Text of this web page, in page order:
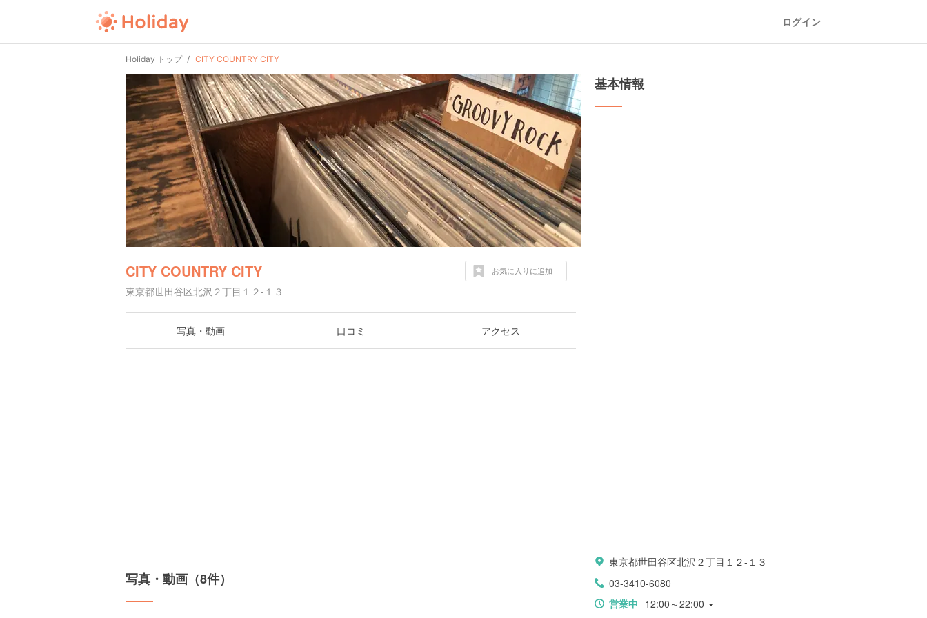
ログイン
Holiday トップ CITY COUNTRY CITY
CITY COUNTRY CITY
東京都世田谷区北沢２丁目１２-１３
お気に入りに追加
写真・動画 口コミ アクセス
写真・動画（8件）
基本情報
東京都世田谷区北沢２丁目１２-１３
03-3410-6080
営業中 12:00～22:00